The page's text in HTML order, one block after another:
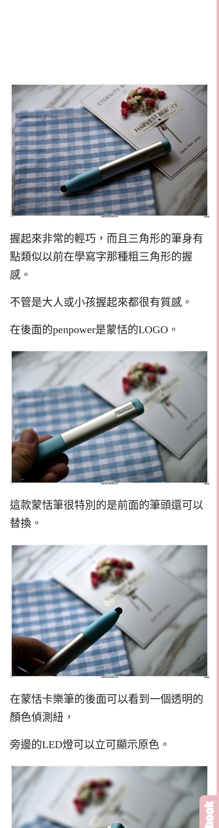
握起來非常的輕巧，而且三角形的筆身有
點類似以前在學寫字那種粗三角形的握
感。
不管是大人或小孩握起來都很有質感。
在後面的penpower是蒙恬的LOGO。
這款蒙恬筆很特別的是前面的筆頭還可以
替換。
在蒙恬卡樂筆的後面可以看到一個透明的
顏色偵測紐，
旁邊的LED燈可以立可顯示原色。